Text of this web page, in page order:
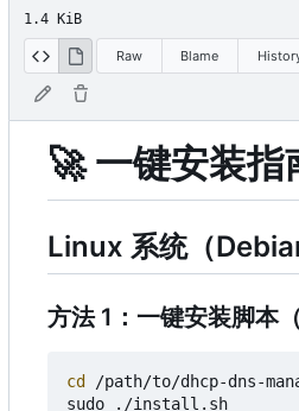
1.4 KiB
Raw Blame
🚀一键安装指
Linux 系统（
方法 1：一键安装脚本（
cd
/path/to/dhcp-dns-